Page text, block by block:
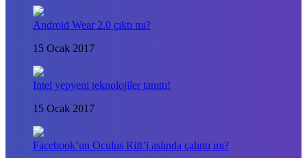
Android Wear 2.0 çıktı mı?
15 Ocak 2017
Intel yepyeni teknolojiler tanıttı!
15 Ocak 2017
Facebook’un Oculus Rift’i aslında çalıntı mı?